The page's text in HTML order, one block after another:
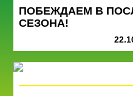
ПОБЕЖДАЕМ В
СЕЗОНА!